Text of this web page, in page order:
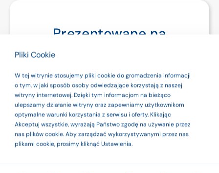
od 10 do 40 mm.
Powierzchnia przylepna o wymiarach 135 x 100
Dostępny w wersji przezroczystej.
Prezentowane na
stronie produkty są
wyrobami
medycznymi. Dla
bezpieczeństwa
używaj ich zgodnie
z instrukcją
Pliki Cookie
W tej witrynie stosujemy pliki cookie do gromadzenia informacji
o tym, w jaki sposób osoby odwiedzające korzystają z naszej
witryny internetowej. Dzięki tym informacjom na bieżąco
ulepszamy działanie witryny oraz zapewniamy użytkownikom
optymalne warunki korzystania z serwisu i oferty. Klikając
Akceptuj wszystkie, wyrażają Państwo zgodę na używanie przez
nas plików cookie. Aby zarządzać wykorzystywanymi przez nas
plikami cookie, prosimy kliknąć Ustawienia.